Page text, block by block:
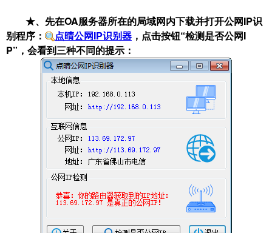
★、先在OA服务器所在的局域网内下载并打开公网IP识
别程序：
点晴公网IP识别器 ，点击按钮“检测是否公网I
P”，会看到三种不同的提示：